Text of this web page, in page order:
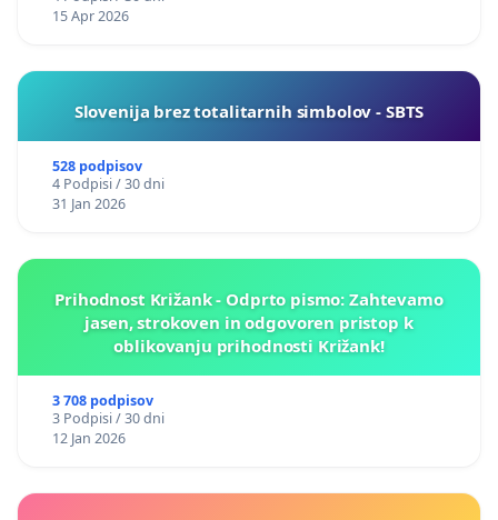
15 Apr 2026
Slovenija brez totalitarnih simbolov - SBTS
528 podpisov
4 Podpisi / 30 dni
31 Jan 2026
Prihodnost Križank - Odprto pismo: Zahtevamo
jasen, strokoven in odgovoren pristop k
oblikovanju prihodnosti Križank!
3 708 podpisov
3 Podpisi / 30 dni
12 Jan 2026